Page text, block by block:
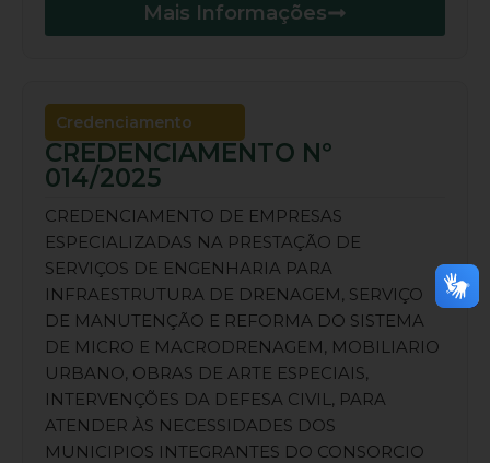
Mais Informações
Credenciamento
CREDENCIAMENTO Nº
014/2025
CREDENCIAMENTO DE EMPRESAS
ESPECIALIZADAS NA PRESTAÇÃO DE
SERVIÇOS DE ENGENHARIA PARA
INFRAESTRUTURA DE DRENAGEM, SERVIÇO
DE MANUTENÇÃO E REFORMA DO SISTEMA
DE MICRO E MACRODRENAGEM, MOBILIARIO
URBANO, OBRAS DE ARTE ESPECIAIS,
INTERVENÇÕES DA DEFESA CIVIL, PARA
ATENDER ÀS NECESSIDADES DOS
MUNICIPIOS INTEGRANTES DO CONSORCIO